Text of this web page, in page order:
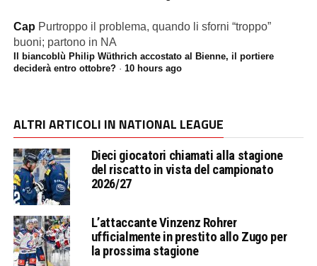
Cap Purtroppo il problema, quando li sforni “troppo”
buoni; partono in NA
Il biancoblù Philip Wüthrich accostato al Bienne, il portiere
deciderà entro ottobre?· 10 hours ago
ALTRI ARTICOLI IN NATIONAL LEAGUE
Dieci giocatori chiamati alla stagione
del riscatto in vista del campionato
2026/27
L’attaccante Vinzenz Rohrer
ufficialmente in prestito allo Zugo per
la prossima stagione